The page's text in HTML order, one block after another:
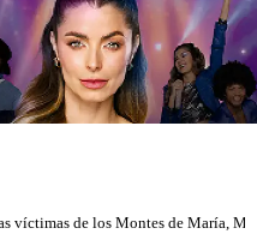
víctimas de los Montes de María,